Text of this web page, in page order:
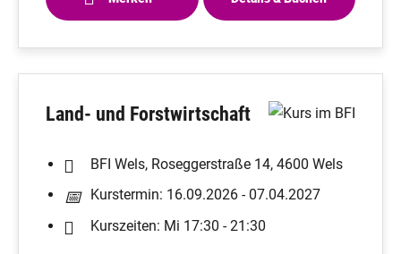
Land- und Forstwirtschaft
BFI Wels, Roseggerstraße 14, 4600 Wels
Kurstermin: 16.09.2026 - 07.04.2027
Kurszeiten: Mi 17:30 - 21:30